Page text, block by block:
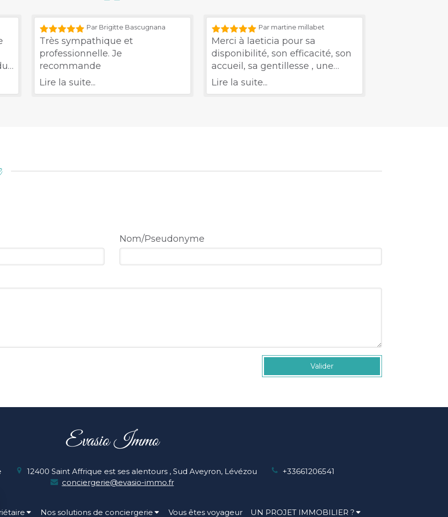
Par Brigitte Bascugnana
Très sympathique et
professionnelle. Je
recommande
Lire la suite...
Par martine millabet
Merci à laeticia pour sa
disponibilité, son efficacité, son
accueil, sa gentillesse , une
véritable valeur ajoutée
Lire la suite...
Nom/Pseudonyme
Valider
Evasio Immo
12400 Saint Affrique est ses alentours , Sud Aveyron, Lévézou
+33661206541
conciergerie@evasio-immo.fr
Nos solutions de conciergerie Vous êtes voyageur UN PROJET IMMOBILIER ?